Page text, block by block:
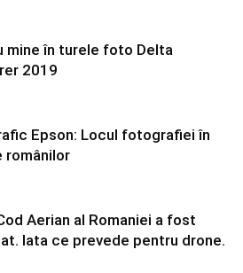
mine în turele foto Delta
2019
Epson: Locul fotografiei în
românilor
Aerian al Romaniei a fost
Iata ce prevede pentru drone.